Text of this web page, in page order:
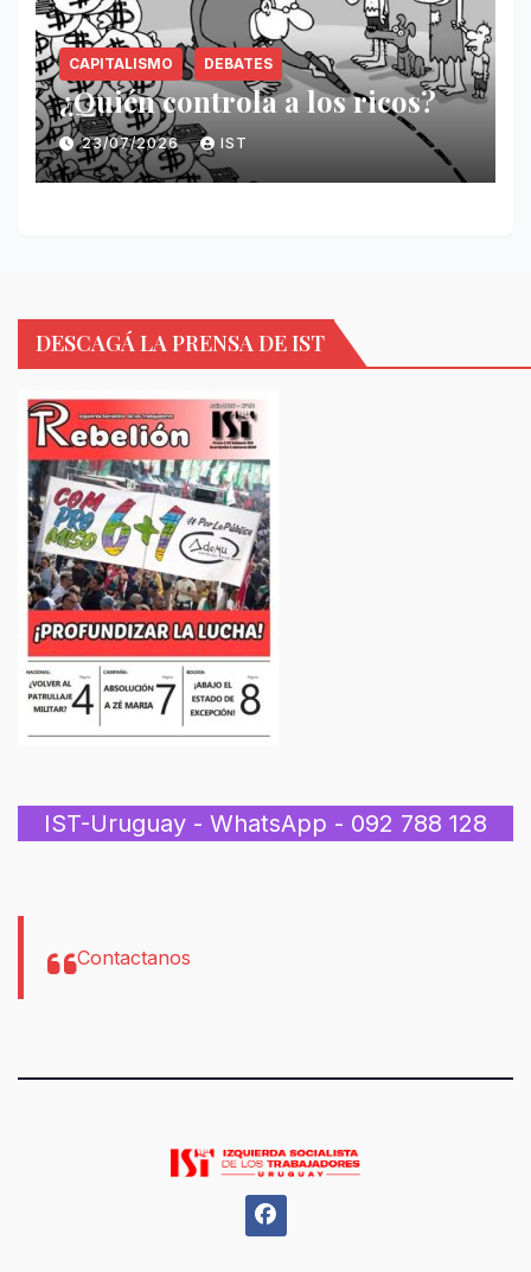
CAPITALISMO DEBATES
¿Quién controla a los ricos?
23/07/2026 IST
DESCAGÁ LA PRENSA DE IST
IST-Uruguay - WhatsApp - 092 788 128
Contactanos